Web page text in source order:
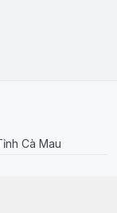
Cà Mau